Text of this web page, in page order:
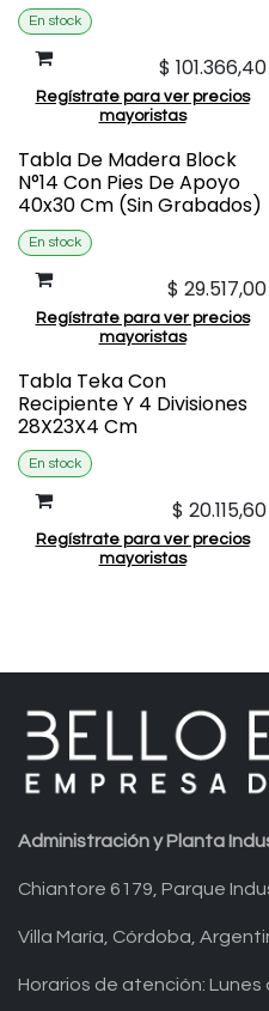
En stock
$ 101.366,40
Regístrate para ver precios
mayoristas
Tabla De Madera Block
N°14 Con Pies De Apoyo
40x30 Cm (Sin Grabados)
En stock
$ 29.517,00
Regístrate para ver precios
mayoristas
Tabla Teka Con
Recipiente Y 4 Divisiones
28X23X4 Cm
En stock
$ 20.115,60
Regístrate para ver precios
mayoristas
Administración y Planta
Chiantore 6179, Parque
Villa María, Córdoba,
Horarios de atención: Lunes